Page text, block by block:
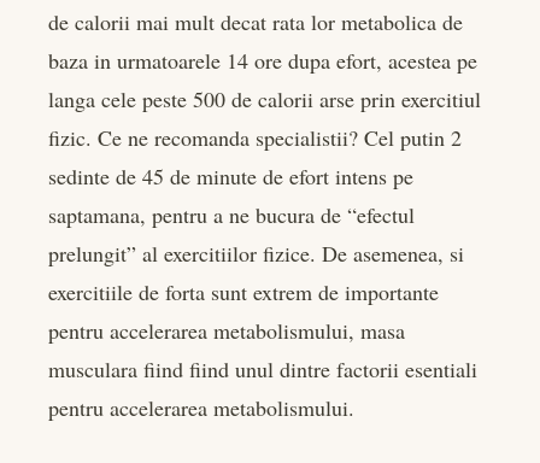
de calorii mai mult decat rata lor metabolica de
baza in urmatoarele 14 ore dupa efort, acestea pe
langa cele peste 500 de calorii arse prin exercitiul
fizic. Ce ne recomanda specialistii? Cel putin 2
sedinte de 45 de minute de efort intens pe
saptamana, pentru a ne bucura de “efectul
prelungit” al exercitiilor fizice. De asemenea, si
exercitiile de forta sunt extrem de importante
pentru accelerarea metabolismului, masa
musculara fiind fiind unul dintre factorii esentiali
pentru accelerarea metabolismului.